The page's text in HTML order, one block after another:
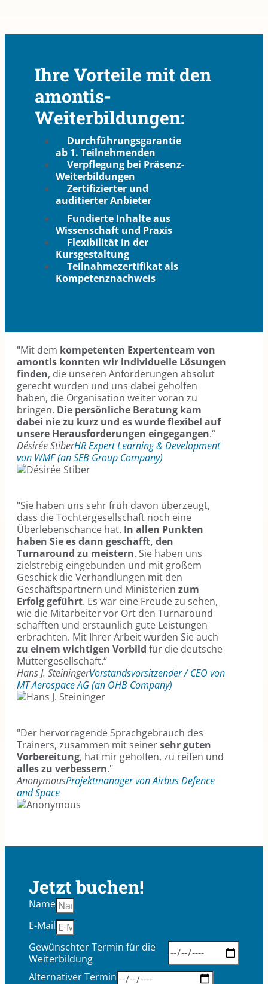
Ihre Vorteile mit den
amontis-
Weiterbildungen:
Durchführungsgarantie
ab 1. Teilnehmenden
Verpflegung bei Präsenz-
Weiterbildungen
Zertifizierter und
auditierter Anbieter
Fundierte Inhalte aus
Wissenschaft und Praxis
Flexibilität in der
Kursgestaltung
Teilnahmezertifikat als
Kompetenznachweis
"Mit dem kompetenten Expertenteam von
amontis konnten wir individuelle Lösungen
finden, die unseren Anforderungen absolut
gerecht wurden und uns dabei geholfen
haben, die Organisation weiter voran zu
bringen. Die persönliche Beratung kam
dabei nie zu kurz und es wurde flexibel auf
unsere Herausforderungen eingegangen.“
Désirée StiberHR Expert Learning & Development
von WMF (an SEB Group Company)
"Sie haben uns sehr früh davon überzeugt,
dass die Tochtergesellschaft noch eine
Überlebenschance hat. In allen Punkten
haben Sie es dann geschafft, den
Turnaround zu meistern. Sie haben uns
zielstrebig eingebunden und mit großem
Geschick die Verhandlungen mit den
Geschäftspartnern und Ministerien zum
Erfolg geführt. Es war eine Freude zu sehen,
wie die Mitarbeiter vor Ort den Turnaround
schafften und erstaunlich gute Leistungen
erbrachten. Mit Ihrer Arbeit wurden Sie auch
zu einem wichtigen Vorbild für die deutsche
Muttergesellschaft.“
Hans J. SteiningerVorstandsvorsitzender / CEO von
MT Aerospace AG (an OHB Company)
"Der hervorragende Sprachgebrauch des
Trainers, zusammen mit seinersehr guten
Vorbereitung, hat mir geholfen, zu reifen und
alles zu verbessern."
AnonymousProjektmanager von Airbus Defence
and Space
Jetzt buchen!
Name
E-Mail
Gewünschter Termin für die
Weiterbildung
Alternativer Termin